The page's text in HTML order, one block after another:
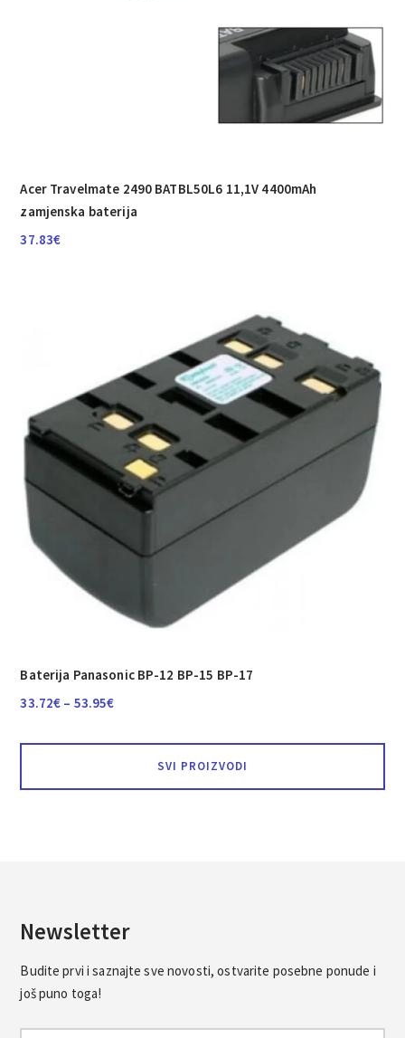
Acer Travelmate 2490 BATBL50L6 11,1V 4400mAh
zamjenska baterija
37.83€
Baterija Panasonic BP-12 BP-15 BP-17
33.72€ – 53.95€Raspon
od
do
SVI PROIZVODI
Newsletter
Budite prvi i saznajte sve novosti, ostvarite posebne ponude i
još puno toga!